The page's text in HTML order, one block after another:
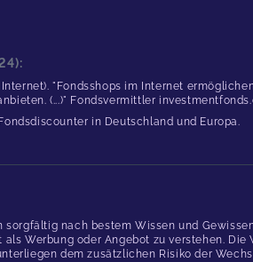
"Fondsshops im Internet
(...)" Fondsvermittler
in Deutschland und Europa.
nach bestem Wissen und
Werbung oder Angebot zu verstehen.
dem zusätzlichen Risiko der